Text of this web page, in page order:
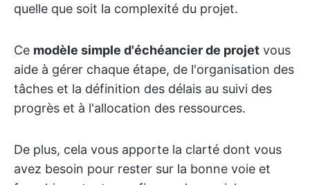
quelle que soit la complexité du projet.
Ce modèle simple d'échéancier de projet vous
aide à gérer chaque étape, de l'organisation des
tâches et la définition des délais au suivi des
progrès et à l'allocation des ressources.
De plus, cela vous apporte la clarté dont vous
avez besoin pour rester sur la bonne voie et